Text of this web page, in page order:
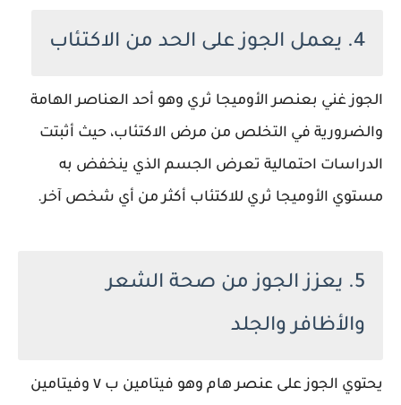
4. يعمل الجوز على الحد من الاكتئاب
الجوز غني بعنصر الأوميجا ثري وهو أحد العناصر الهامة
والضرورية في التخلص من مرض الاكتئاب، حيث أثبتت
الدراسات احتمالية تعرض الجسم الذي ينخفض به
مستوي الأوميجا ثري للاكتئاب أكثر من أي شخص آخر.
5. يعزز الجوز من صحة الشعر
والأظافر والجلد
يحتوي الجوز على عنصر هام وهو فيتامين ب ٧ وفيتامين